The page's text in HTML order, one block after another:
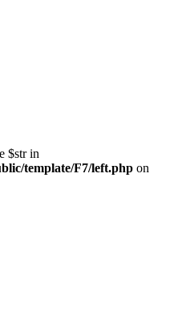
$str in
template/F7/left.php on